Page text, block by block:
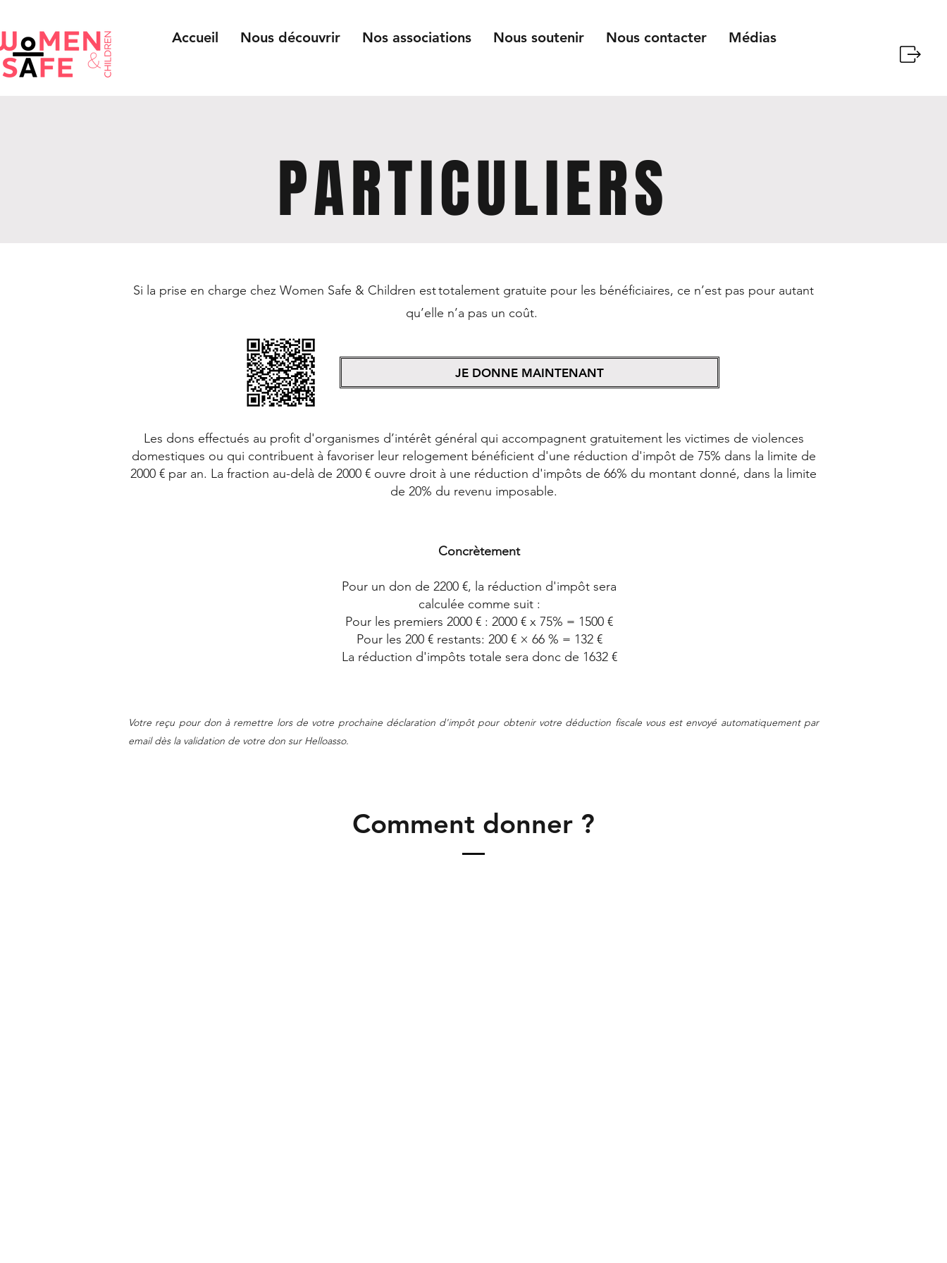
Accueil Nous découvrir Nos associations Nous soutenir Nous contacter Médias
PARTICULIERS
Si la prise en charge chez Women Safe & Children est totalement gratuite pour les bénéficiaires, ce n’est pas pour autant
qu’elle n’a pas un coût.
JE DONNE MAINTENANT
Les dons effectués au profit d'organismes d’intérêt général qui accompagnent gratuitement les victimes de violences
domestiques ou qui contribuent à favoriser leur relogement bénéficient d'une réduction d'impôt de 75% dans la limite de
2000 € par an. La fraction au-delà de 2000 € ouvre droit à une réduction d'impôts de 66% du montant donné, dans la limite
de 20% du revenu imposable.
Concrètement
Pour un don de 2200 €, la réduction d'impôt sera
calculée comme suit :
Pour les premiers 2000 € : 2000 € x 75% = 1500 €
Pour les 200 € restants: 200 € × 66 % = 132 €
La réduction d'impôts totale sera donc de 1632 €
​Votre reçu pour don à remettre lors de votre prochaine déclaration d'impôt pour obtenir votre déduction fiscale vous est envoyé automatiquement par
email dès la validation de votre don sur Helloasso.
Comment donner ?